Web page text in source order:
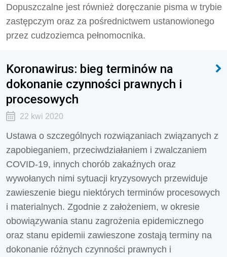
Dopuszczalne jest również doręczanie pisma w trybie
zastępczym oraz za pośrednictwem ustanowionego
przez cudzoziemca pełnomocnika.
Koronawirus: bieg terminów na
dokonanie czynności prawnych i
procesowych
22 kwi 2020
Ustawa o szczególnych rozwiązaniach związanych z
zapobieganiem, przeciwdziałaniem i zwalczaniem
COVID-19, innych chorób zakaźnych oraz
wywołanych nimi sytuacji kryzysowych przewiduje
zawieszenie biegu niektórych terminów procesowych
i materialnych. Zgodnie z założeniem, w okresie
obowiązywania stanu zagrożenia epidemicznego
oraz stanu epidemii zawieszone zostają terminy na
dokonanie różnych czynności prawnych i